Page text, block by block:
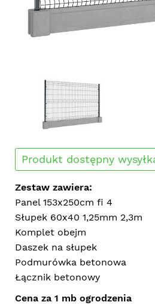
Produkt dostępny
Zestaw zawiera:
Panel 153x250cm fi 4
Słupek 60x40 1,25mm 2,3m
Komplet obejm
Daszek na słupek
Podmurówka betonowa
Łącznik betonowy
Cena za 1 mb ogrodzenia